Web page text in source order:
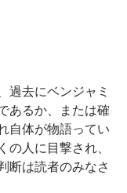
過去にベンジャミ
あるか、または確
自体が物語ってい
の人に目撃され、
断は読者のみなさ